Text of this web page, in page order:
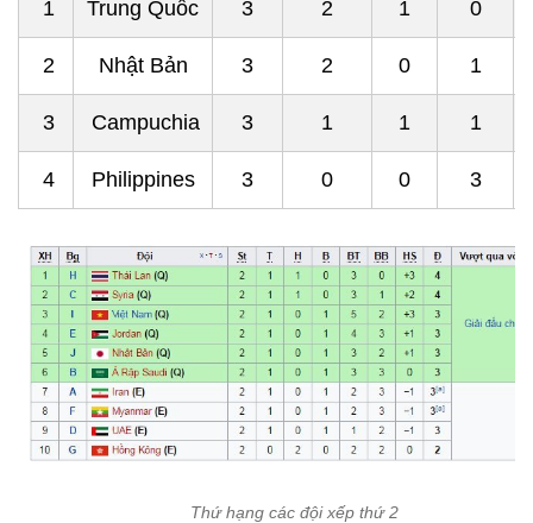
1 Trung Quốc 3 2 1 0
2 Nhật Bản 3 2 0 1
3 Campuchia 3 1 1 1
4 Philippines 3 0 0 3
Thứ hạng các đội xếp thứ 2